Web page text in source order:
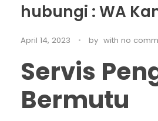
hubungi : WA
April 14, 2023 by with no
Servis
Bermutu